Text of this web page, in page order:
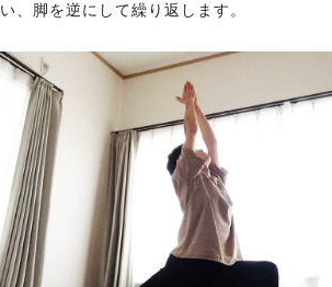
い、脚を逆にして繰り返します。